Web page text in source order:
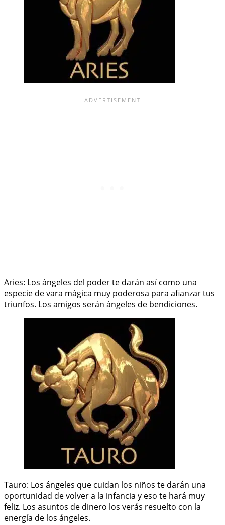
Aries: Los ángeles del poder te darán así como una
especie de vara mágica muy poderosa para afianzar tus
triunfos. Los amigos serán ángeles de bendiciones.
Tauro: Los ángeles que cuidan los niños te darán una
oportunidad de volver a la infancia y eso te hará muy
feliz. Los asuntos de dinero los verás resuelto con la
energía de los ángeles.